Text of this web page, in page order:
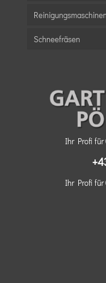
Reinigungsmaschinen
Schneefräsen
Ihr Profi für
Ihr Profi für